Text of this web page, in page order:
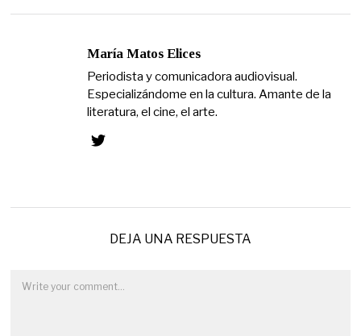
María Matos Elices
Periodista y comunicadora audiovisual.
Especializándome en la cultura. Amante de la
literatura, el cine, el arte.
DEJA UNA RESPUESTA